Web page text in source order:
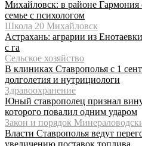
Михайловск: в районе Гармония
семье с психологом
Школа 20 Михайловск
Астрахань: аграрии из
с га
Сельское хозяйство
В клиниках Ставрополья с 1
долголетия и нутрициологи
Здравоохранение
Юный ставрополец признал
которого повалил одним ударом
Закон и порядок
Власти Ставрополья ведут
увеличению поставок топлива